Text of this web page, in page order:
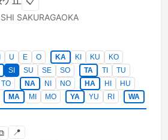
SAKURAGAOKA
U E O KA KI KU
KO
SI SU SE SO TA TI
TU
TO NA NI NO HA HI
HU
MA MI MO YA YU RI WA
📍